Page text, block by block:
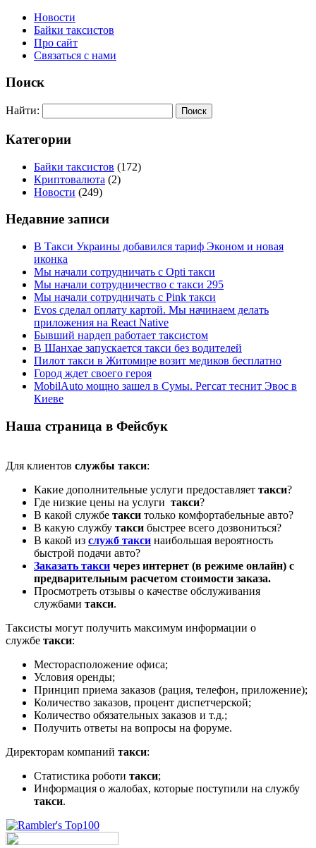
Новости
Байки таксистов
Про сайт
Связаться с нами
Поиск
Найти:
Категории
Байки таксистов (172)
Криптовалюта (2)
Новости (249)
Недавние записи
В Такси Украины добавился тариф Эконом и новая
иконка
Мы начали сотрудничать с Opti такси
Мы начали сотрудничество с такси 295
Мы начали сотрудничать с Pink такси
Evos сделал оплату картой. Мы начинаем делать
приложения на React Native
Бывший нардеп работает таксистом
В Шанхае запускается такси без водителей
Пилот такси в Житомире возит медиков бесплатно
Город ждет своего героя
MobilAuto мощно зашел в Сумы. Регсат теснит Эвос в
Киеве
Наша страница в Фейсбук
Для клиентов службы такси:
Какие дополнительные услуги предоставляет такси?
Где низкие цены на услуги такси?
В какой службе такси только комфортабельные авто?
В какую службу такси быстрее всего дозвониться?
В какой из служб такси наибольшая вероятность
быстрой подачи авто?
Заказать такси через интернет (в режиме онлайн) с
предварительным расчетом стоимости заказа.
Просмотреть отзывы о качестве обслуживания
службами такси.
Таксисты могут получить максимум информации о
службе такси:
Месторасположение офиса;
Условия оренды;
Принцип приема заказов (рация, телефон, приложение);
Количество заказов, процент диспетчерской;
Количество обязательных заказов и т.д.;
Получить ответы на вопросы на форуме.
Директорам компаний такси:
Статистика роботи такси;
Информация о жалобах, которые поступили на службу
такси.